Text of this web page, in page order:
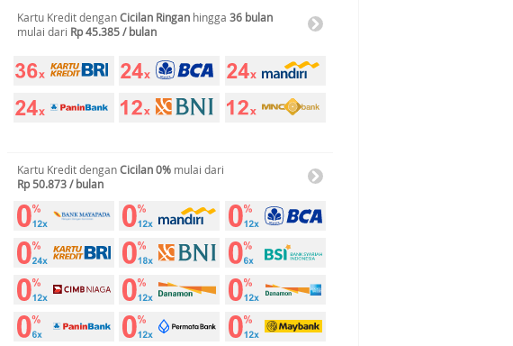
Kartu Kredit denganCicilan Ringan hingga 36 bulan
mulai dari Rp 45.385 / bulan
Kartu Kredit denganCicilan 0% mulai dari
Rp 50.873 / bulan